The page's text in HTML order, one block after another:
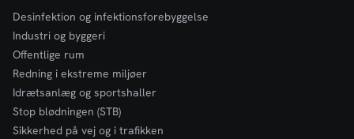
Desinfektion og infektionsforebyggelse
Industri og byggeri
Offentlige rum
Redning i ekstreme miljøer
Idrætsanlæg og sportshaller
Stop blødningen (STB)
Sikkerhed på vej og i trafikken